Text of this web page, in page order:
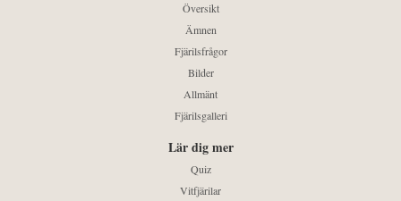
Översikt
Ämnen
Fjärilsfrågor
Bilder
Allmänt
Fjärilsgalleri
Lär dig mer
Quiz
Vitfjärilar